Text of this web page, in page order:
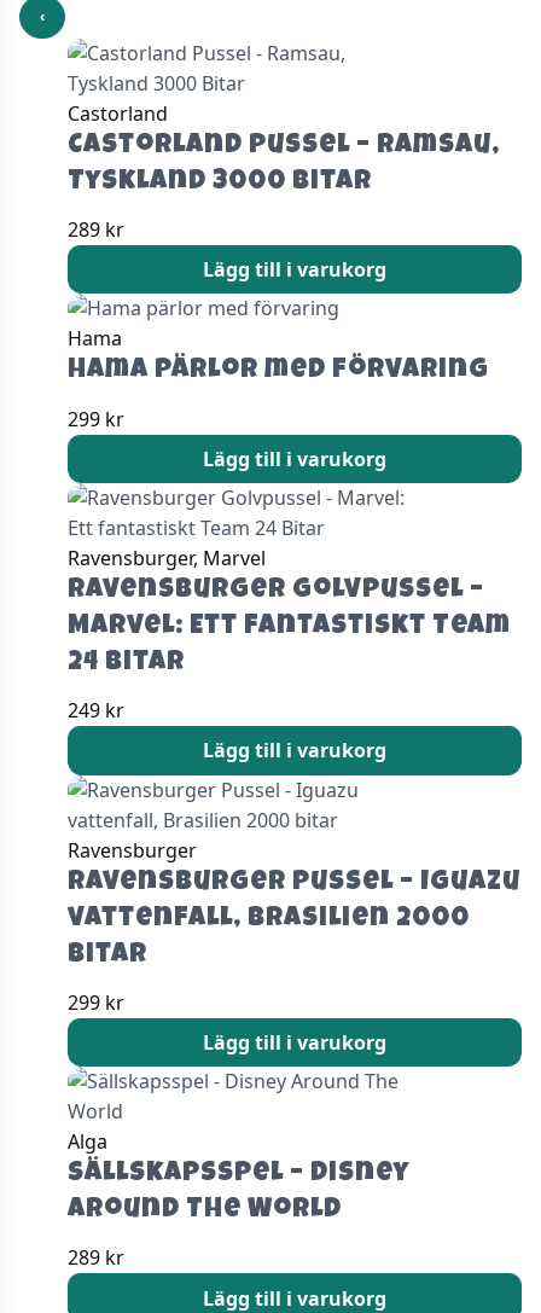
‹
Castorland
Castorland Pussel – Ramsau,
Tyskland 3000 Bitar
289 kr
Lägg till i varukorg
Hama
Hama pärlor med förvaring
299 kr
Lägg till i varukorg
Ravensburger, Marvel
Ravensburger Golvpussel –
Marvel: Ett fantastiskt Team
24 Bitar
249 kr
Lägg till i varukorg
Ravensburger
Ravensburger Pussel – Iguazu
vattenfall, Brasilien 2000
bitar
299 kr
Lägg till i varukorg
Alga
Sällskapsspel – Disney
Around The World
289 kr
Lägg till i varukorg